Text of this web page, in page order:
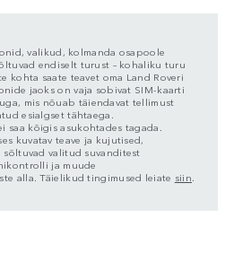
valikud, kolmanda osapoole
endiselt turust – kohaliku turu
kohta saate teavet oma Land Roveri
jaoks on vaja sobivat SIM-kaarti
mis nõuab täiendavat tellimust
esialgset tähtaega.
kõigis asukohtades tagada.
kuvatav teave ja kujutised,
valitud suvanditest
ja muude
alla. Täielikud tingimused leiate siin